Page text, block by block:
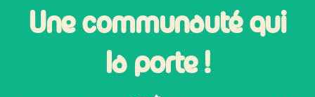
Une communauté qui
la porte !